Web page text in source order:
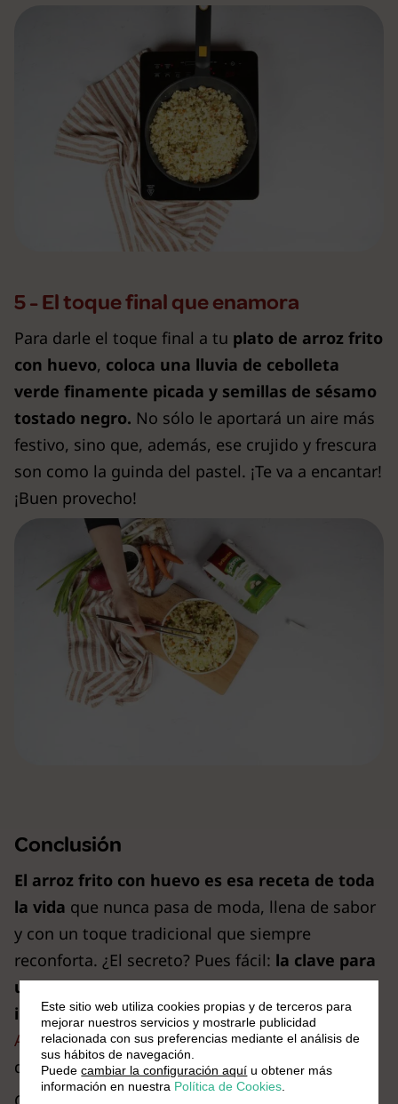
5 - El toque final que enamora
Para darle el toque final a tu plato de arroz frito
con huevo, coloca una lluvia de cebolleta
verde finamente picada y semillas de sésamo
tostado negro. No sólo le aportará un aire más
festivo, sino que, además, ese crujido y frescura
son como la guinda del pastel. ¡Te va a encantar!
¡Buen provecho!
Conclusión
El arroz frito con huevo es esa receta de toda
la vida que nunca pasa de moda, llena de sabor
y con un toque tradicional que siempre
reconforta. ¿El secreto? Pues fácil: la clave para
un plato exitoso reside en la calidad de los
ingredientes. Elegir un buen arroz, como el
Arroz Brillante Sabroz, puede marcar la
diferencia en tu plato y sorprender a todos.
Este sitio web utiliza cookies propias y de terceros para
mejorar nuestros servicios y mostrarle publicidad
relacionada con sus preferencias mediante el análisis de
sus hábitos de navegación.
Puedecambiar la configuración aquí u obtener más
información en nuestra Política de Cookies